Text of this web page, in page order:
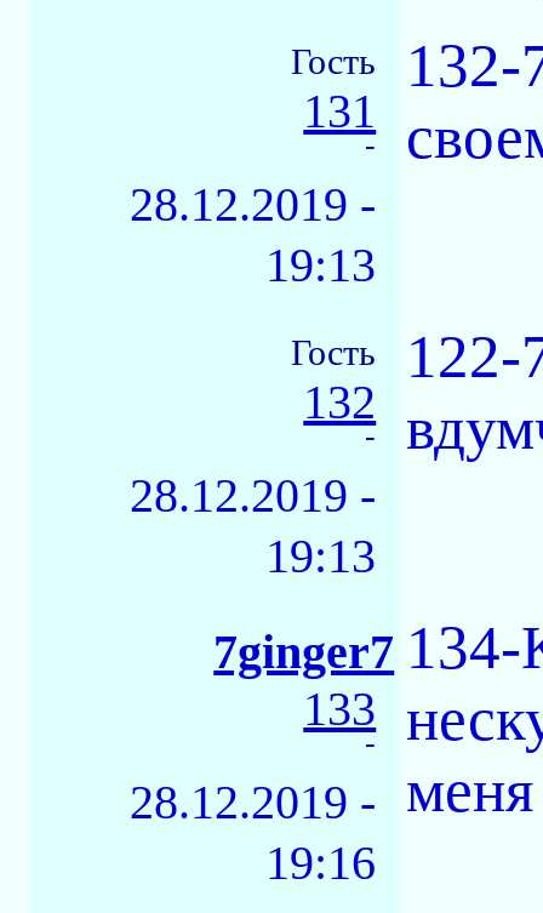
Гость
131
-
28.12.2019 -
19:13
132-
Гость
132
-
28.12.2019 -
19:13
122-
7ginger7
133
-
28.12.2019 -
19:16
134-